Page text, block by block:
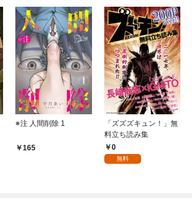
※注 人間削除 1
165
「ズズズキュン！」無
料立ち読み集
0
無料